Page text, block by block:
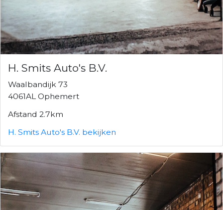
H. Smits Auto's B.V.
Waalbandijk 73
4061AL Ophemert
Afstand 2.7km
H. Smits Auto's B.V. bekijken